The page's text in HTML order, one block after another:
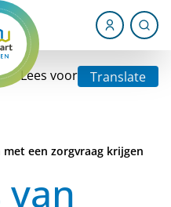
Lees voor Translate
een zorgvraag krijgen